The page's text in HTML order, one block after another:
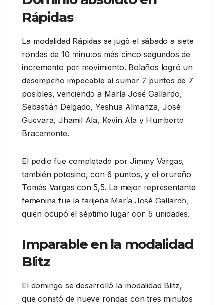
Rápidas
La modalidad Rápidas se jugó el sábado a siete
rondas de 10 minutos más cinco segundos de
incremento por movimiento. Bolaños logró un
desempeño impecable al sumar 7 puntos de 7
posibles, venciendo a María José Gallardo,
Sebastián Delgado, Yeshua Almanza, José
Guevara, Jhamil Ala, Kevin Ala y Humberto
Bracamonte.
El podio fue completado por Jimmy Vargas,
también potosino, con 6 puntos, y el orureño
Tomás Vargas con 5,5. La mejor representante
femenina fue la tarijeña María José Gallardo,
quien ocupó el séptimo lugar con 5 unidades.
Imparable en la modalidad
Blitz
El domingo se desarrolló la modalidad Blitz,
que constó de nueve rondas con tres minutos